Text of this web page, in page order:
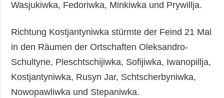
Wasjukiwka, Fedoriwka, Minkiwka und Prywillja.
Richtung Kostjantyniwka stürmte der Feind 21 Mal
in den Räumen der Ortschaften Oleksandro-
Schultyne, Pleschtschijiwka, Sofijiwka, Iwanopillja,
Kostjantyniwka, Rusyn Jar, Schtscherbyniwka,
Nowopawliwka und Stepaniwka.